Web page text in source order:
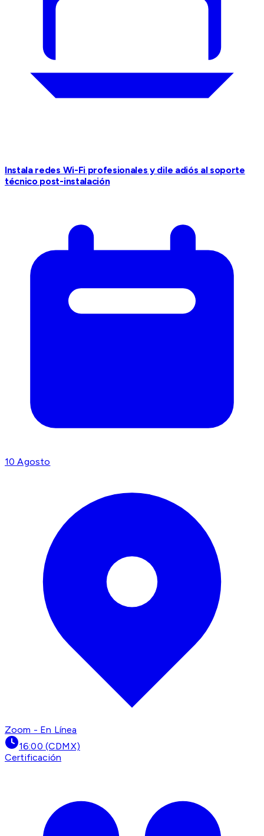
Instala redes Wi-Fi profesionales y dile adiós al soporte
técnico post-instalación
10 Agosto
Zoom - En Línea
16:00 (CDMX)
Certificación